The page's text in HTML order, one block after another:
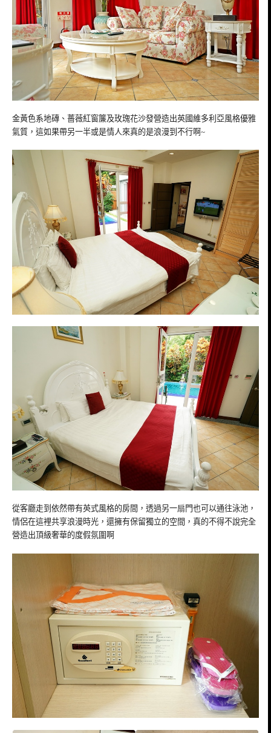
金黃色系地磚、薔薇紅窗簾及玫瑰花沙發營造出英國維多利亞風格優雅
氣質，這如果帶另一半或是情人來真的是浪漫到不行啊~
從客廳走到依然帶有英式風格的房間，透過另一扇門也可以通往泳池，
情侶在這裡共享浪漫時光，還擁有保留獨立的空間，真的不得不說完全
營造出頂級奢華的度假氛圍啊